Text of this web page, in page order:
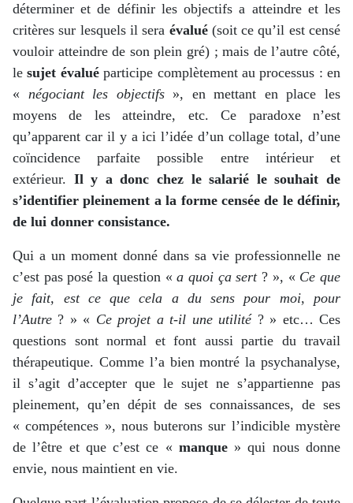
déterminer et de définir les objectifs a atteindre et les
critères sur lesquels il sera évalué(soit ce qu’il est censé
vouloir atteindre de son plein gré) ; mais de l’autre côté,
lesujet évaluéparticipe complètement au processus : en
« négociant les objectifs», en mettant en place les
moyens de les atteindre, etc. Ce paradoxe n’est
qu’apparent car il y a ici l’idée d’un collage total, d’une
coïncidence parfaite possible entre intérieur et
extérieur. Il y a donc chez le salarié le souhait de
s’identifier pleinement a la forme censée de le définir,
de lui donner consistance.
Qui a un moment donné dans sa vie professionnelle ne
c’est pas posé la question «a quoi ça sert? », « Ce que
je fait, est ce que cela a du sens pour moi,pour
l’Autre ? » « Ce projet a t-il une utilité? » etc… Ces
questions sont normal et font aussi partie du travail
thérapeutique. Comme l’a bien montré la psychanalyse,
il s’agit d’accepter que le sujet ne s’appartienne pas
pleinement, qu’en dépit de ses connaissances, de ses
« compétences », nous buterons sur l’indicible mystère
de l’être et que c’est ce « manque» qui nous donne
envie, nous maintient en vie.